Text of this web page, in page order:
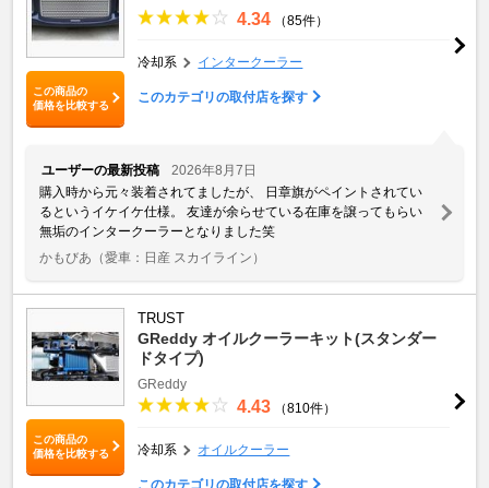
この商品の
価格を比較する
4.34 （85件）
冷却系 インタークーラー
このカテゴリの取付店を探す
ユーザーの最新投稿
2026年8月7日
購入時から元々装着されてましたが、 日章旗がペイントされてい
るというイケイケ仕様。 友達が余らせている在庫を譲ってもらい
無垢のインタークーラーとなりました笑
かもびあ （愛車：日産 スカイライン）
この商品の
価格を比較する
TRUST
GReddy オイルクーラーキット(スタンダー
ドタイプ)
GReddy
4.43 （810件）
冷却系 オイルクーラー
このカテゴリの取付店を探す